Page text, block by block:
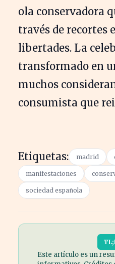
ola conservadora
través de recortes
libertades. La
transformado en
muchos
consumista que
Etiquetas: madrid
manifestaciones
sociedad española
Este artículo es un